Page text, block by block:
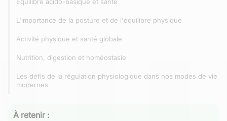
L'importance de la posture et de l'équilibre physique
Activité physique et santé globale
Nutrition, digestion et homéostasie
Les défis de la régulation physiologique dans nos modes de vie
modernes
À retenir :